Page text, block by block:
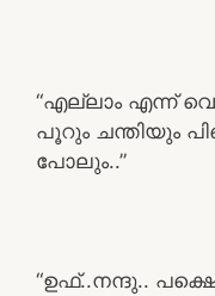
“എല്ലാം എന്ന്
പൂറും ചന്തിയും
പോലും..”
“ഉഫ്..നന്ദു..